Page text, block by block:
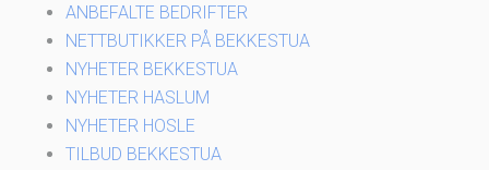
ANBEFALTE BEDRIFTER
NETTBUTIKKER PÅ BEKKESTUA
NYHETER BEKKESTUA
NYHETER HASLUM
NYHETER HOSLE
TILBUD BEKKESTUA